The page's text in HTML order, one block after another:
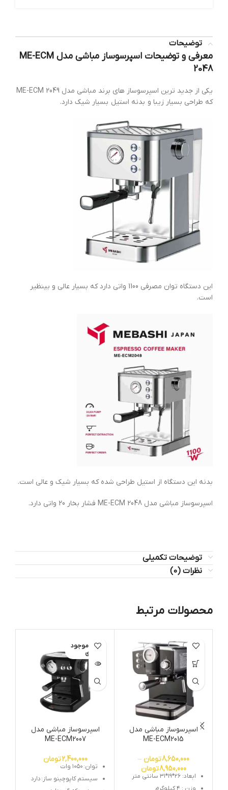
توضیحات
معرفی و توضیحات اسپرسوساز مباشی مدل ME-ECM
2048
یکی از جدید ترین اسپرسوساز های برند مباشی مدل ME-ECM 2049
که طراحی بسیار زیبا و بدنه استیل بسیار شیک دارد.
این دستگاه توان مصرفی 1100 واتی دارد که بسیار عالی و بینظیر
است.
بدنه این دستگاه از استیل طراحی شده که بسیار شیک و عالی است.
اسپرسوساز مباشی مدل ME-ECM 2048 فشار بخار 20 واتی دارد.
توضیحات تکمیلی
نظرات (0)
محصولات مرتبط
اسپرسوساز مباشی مدل
ME-ECM2015
8,650,000تومان –
8,950,000تومان
ابعاد: ۲۶*۱۹*۳۱ سانتی متر
اتمام موجود
ی
اسپرسوساز مباشی مدل
ME-ECM2007
2,400,000تومان
توان:۱۰۵۰ وات
سیستم کاپوچینو ساز:دارد